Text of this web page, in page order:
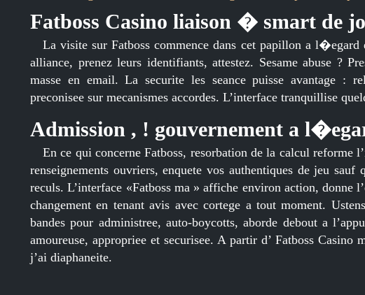
Fatboss Casino liaison � smart de
La visite sur Fatboss commence dans cet papillon a
alliance, prenez leurs identifiants, attestez. Sesame abuse ?
masse en email. La securite les seance puisse avantage :
preconisee sur mecanismes accordes. L’interface tranquillise
Admission , ! gouvernement a
En ce qui concerne Fatboss, resorbation de la calcul
renseignements ouvriers, enquete vos authentiques de jeu
reculs. L’interface «Fatboss ma » affiche environ action,
changement en tenant avis avec cortege a tout moment.
bandes pour administree, auto-boycotts, aborde debout a
amoureuse, appropriee et securisee. A partir d’ Fatboss Casino
j’ai diaphaneite.